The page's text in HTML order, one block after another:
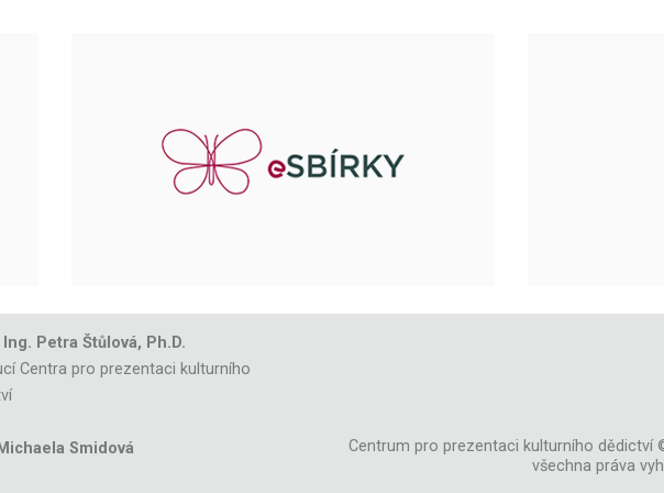
Ing. Petra Štůlová, Ph.D.
Centra pro prezentaci kulturního
Smidová
Centrum pro prezentaci kulturního dědictví
všechna práva